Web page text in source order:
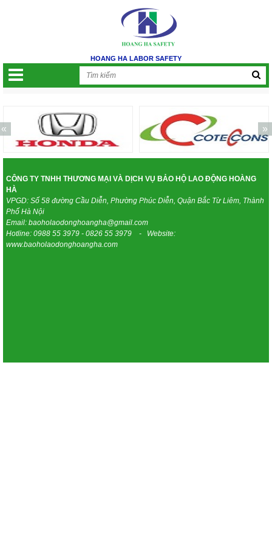
HOANG HA LABOR SAFETY
« »
CÔNG TY TNHH THƯƠNG MẠI VÀ DỊCH VỤ BẢO HỘ LAO ĐỘNG HOÀNG
HÀ
VPGD: Số 58 đường Cầu Diễn, Phường Phúc Diễn, Quận Bắc Từ Liêm, Thành
Phố Hà Nội
Email: baoholaodonghoangha@gmail.com
Hotline: 0988 55 3979 - 0826 55 3979 - Website:
www.baoholaodonghoangha.com